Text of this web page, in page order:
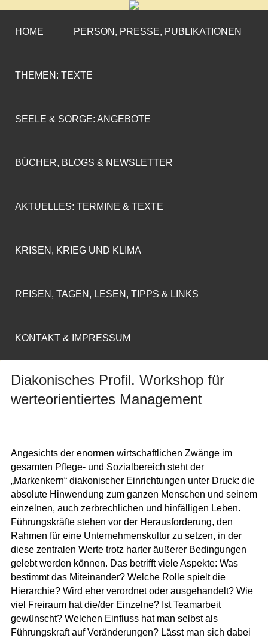
CORNELIA COENEN-
MARX
»ENGAGEMENT MIT PROFIL«
HOME PERSON, PRESSE, PUBLIKATIONEN
THEMEN: TEXTE
SEELE & SORGE: ANGEBOTE
BÜCHER, BLOGS & NEWSLETTER
AKTUELLES: TERMINE & TEXTE
KRISEN, KRIEG UND KLIMA
REISEN, TAGEN, LESEN, TIPPS & LINKS
KONTAKT & IMPRESSUM
Diakonisches Profil. Workshop für
werteorientiertes Management
Angesichts der enormen wirtschaftlichen Zwänge im
gesamten Pflege- und Sozialbereich steht der
„Markenkern“ diakonischer Einrichtungen unter Druck: die
absolute Hinwendung zum ganzen Menschen und seinem
einzelnen, auch zerbrechlichen und hinfälligen Leben.
Führungskräfte stehen vor der Herausforderung, den
Rahmen für eine Unternehmenskultur zu setzen, in der
diese zentralen Werte trotz harter äußerer Bedingungen
gelebt werden können. Das betrifft viele Aspekte: Was
bestimmt das Miteinander? Welche Rolle spielt die
Hierarchie? Wird eher verordnet oder ausgehandelt? Wie
viel Freiraum hat die/der Einzelne? Ist Teamarbeit
gewünscht? Welchen Einfluss hat man selbst als
Führungskraft auf Veränderungen? Lässt man sich dabei